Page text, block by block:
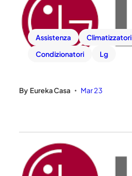
Assistenza
Climatizzatori
Condizionatori
Lg
By Eureka Casa • Mar 23